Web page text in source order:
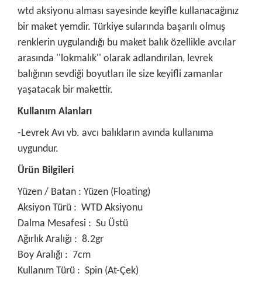
wtd aksiyonu alması sayesinde keyifle kullanacağınız
bir maket yemdir. Türkiye sularında başarılı olmuş
renklerin uygulandığı bu maket balık özellikle avcılar
arasında ''lokmalık'' olarak adlandırılan, levrek
balığının sevdiği boyutları ile size keyifli zamanlar
yaşatacak bir makettir.
Kullanım Alanları
-Levrek Avı vb. avcı balıkların avında kullanıma
uygundur.
Ürün Bilgileri
Yüzen / Batan : Yüzen (Floating)
Aksiyon Türü : WTD Aksiyonu
Dalma Mesafesi : Su Üstü
Ağırlık Aralığı : 8.2gr
Boy Aralığı : 7cm
Kullanım Türü : Spin (At-Çek)